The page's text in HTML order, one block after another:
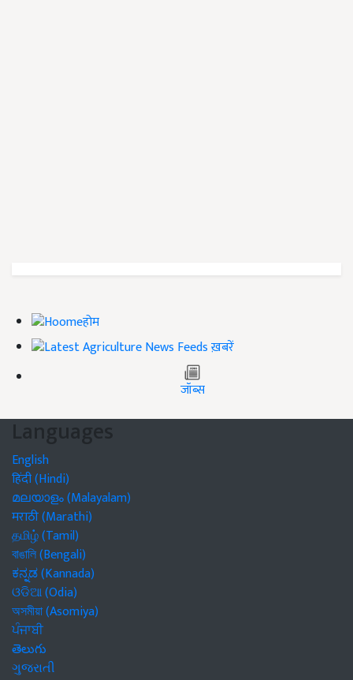
होम
ख़बरें
जॉब्स
Languages
English
हिंदी (Hindi)
മലയാളം (Malayalam)
मराठी (Marathi)
தமிழ் (Tamil)
বাঙালি (Bengali)
ಕನ್ನಡ (Kannada)
ଓଡିଆ (Odia)
অসমীয়া (Asomiya)
ਪੰਜਾਬੀ
తెలుగు
ગુજરાતી